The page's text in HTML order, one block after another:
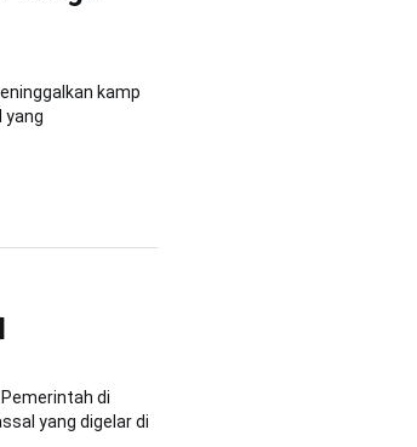
kamp
yang
Pemerintah di
yang digelar di